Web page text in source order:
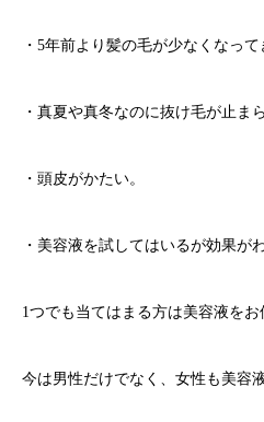
・5年前より髪の毛が少なくなって
・真夏や真冬なのに抜け毛が止ま
・頭皮がかたい。
・美容液を試してはいるが効果が
1つでも当てはまる方は美容液をお
今は男性だけでなく、女性も美容